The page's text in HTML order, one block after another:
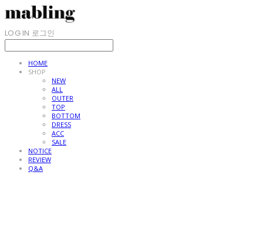
LOG IN 로그인
HOME
SHOP
NEW
ALL
OUTER
TOP
BOTTOM
DRESS
ACC
SALE
NOTICE
REVIEW
Q&A